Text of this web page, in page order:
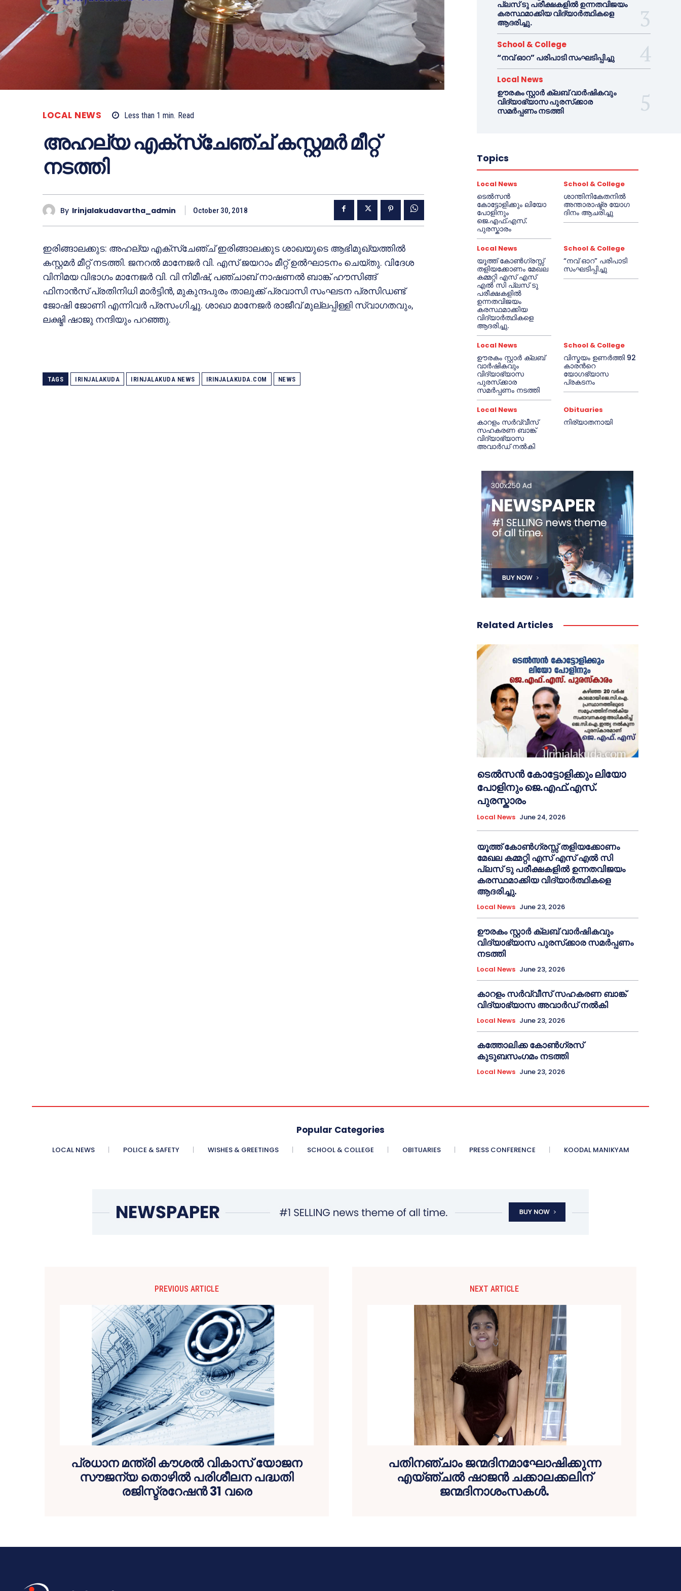
LOCAL NEWS Less than 1 min. Read
അഹല്യ എക്‌സ്‌ചേഞ്ച് കസ്റ്റമര്‍ മീറ്റ്
നടത്തി
By Irinjalakudavartha_admin October 30, 2018
ഇരിങ്ങാലക്കുട: അഹല്യ എക്‌സ്‌ചേഞ്ച് ഇരിങ്ങാലക്കുട ശാഖയുടെ ആഭിമുഖ്യത്തില്‍
കസ്റ്റമര്‍ മീറ്റ് നടത്തി. ജനറല്‍ മാനേജര്‍ വി. എസ് ജയറാം മീറ്റ് ഉല്‍ഘാടനം ചെയ്തു. വിദേശ
വിനിമയ വിഭാഗം മാനേജര്‍ വി. വി നിമീഷ്, പഞ്ചാബ് നാഷണല്‍ ബാങ്ക് ഹൗസിങ്ങ്
ഫിനാന്‍സ് പ്രതിനിധി മാര്‍ട്ടിന്‍, മുകുന്ദപുരം താലൂക്ക് പ്രവാസി സംഘടന പ്രസിഡണ്ട്
ജോഷി ജോണി എന്നിവര്‍ പ്രസംഗിച്ചു. ശാഖാ മാനേജര്‍ രാജീവ് മുല്ലപ്പിള്ളി സ്വാഗതവും,
ലക്ഷ്മി ഷാജു നന്ദിയും പറഞ്ഞു.
TAGS IRINJALAKUDA IRINJALAKUDA NEWS IRINJALAKUDA.COM NEWS
പ്ലസ് ടു പരീക്ഷകളിൽ ഉന്നതവിജയം
കരസ്ഥമാക്കിയ വിദ്യാർത്ഥികളെ
ആദരിച്ചു.
School & College
“നവ് ഓറ” പരിപാടി സംഘടിപ്പിച്ചു
Local News
ഊരകം സ്റ്റാർ ക്ലബ് വാർഷികവും
വിദ്യാഭ്യാസ പുരസ്‌ക്കാര
സമർപ്പണം നടത്തി
Topics
Local News
ടെൽസൻ
കോട്ടോളിക്കും ലിയോ
പോളിനും
ജെ.എഫ്.എസ്.
പുരസ്കാരം
School & College
ശാന്തിനികേതനിൽ
അന്താരാഷ്ട്ര യോഗ
ദിനം ആചരിച്ചു
Local News
യൂത്ത് കോൺഗ്രസ്സ്
തളിയക്കോണം മേഖല
കമ്മറ്റി എസ് എസ്
എൽ സി പ്ലസ് ടു
പരീക്ഷകളിൽ
ഉന്നതവിജയം
കരസ്ഥമാക്കിയ
വിദ്യാർത്ഥികളെ
ആദരിച്ചു.
School & College
“നവ് ഓറ” പരിപാടി
സംഘടിപ്പിച്ചു
Local News
ഊരകം സ്റ്റാർ ക്ലബ്
വാർഷികവും
വിദ്യാഭ്യാസ
പുരസ്‌ക്കാര
സമർപ്പണം നടത്തി
School & College
വിസ്മയം ഉണർത്തി 92
കാരൻറെ
യോഗഭ്യാസ
പ്രകടനം
Local News
കാറളം സർവ്വീസ്
സഹകരണ ബാങ്ക്
വിദ്യാഭ്യാസ
അവാർഡ് നൽകി
Obituaries
നിര്യാതനായി
Related Articles
ടെൽസൻ കോട്ടോളിക്കും ലിയോ
പോളിനും ജെ.എഫ്.എസ്.
പുരസ്കാരം
Local News June 24, 2026
യൂത്ത് കോൺഗ്രസ്സ് തളിയക്കോണം
മേഖല കമ്മറ്റി എസ് എസ് എൽ സി
പ്ലസ് ടു പരീക്ഷകളിൽ ഉന്നതവിജയം
കരസ്ഥമാക്കിയ വിദ്യാർത്ഥികളെ
ആദരിച്ചു.
Local News June 23, 2026
ഊരകം സ്റ്റാർ ക്ലബ് വാർഷികവും
വിദ്യാഭ്യാസ പുരസ്‌ക്കാര സമർപ്പണം
നടത്തി
Local News June 23, 2026
കാറളം സർവ്വീസ് സഹകരണ ബാങ്ക്
വിദ്യാഭ്യാസ അവാർഡ് നൽകി
Local News June 23, 2026
കത്തോലിക്ക കോൺഗ്രസ്
കുടുബസംഗമം നടത്തി
Local News June 23, 2026
Popular Categories
LOCAL NEWS POLICE & SAFETY WISHES & GREETINGS SCHOOL & COLLEGE OBITUARIES PRESS CONFERENCE KOODAL MANIKYAM
PREVIOUS ARTICLE
പ്രധാന മന്ത്രി കൗശല്‍ വികാസ് യോജന
സൗജന്യ തൊഴില്‍ പരിശീലന പദ്ധതി
രജിസ്ട്രറേഷന്‍ 31 വരെ
NEXT ARTICLE
പതിനഞ്ചാം ജന്മദിനമാഘോഷിക്കുന്ന
എയ്ഞ്ചല്‍ ഷാജന്‍ ചക്കാലക്കലിന്
ജന്മദിനാശംസകള്‍.